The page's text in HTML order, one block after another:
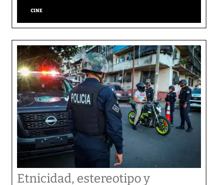
CINE
Etnicidad, estereotipo y